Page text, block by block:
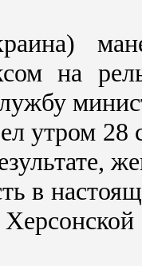
на
утром 28
в